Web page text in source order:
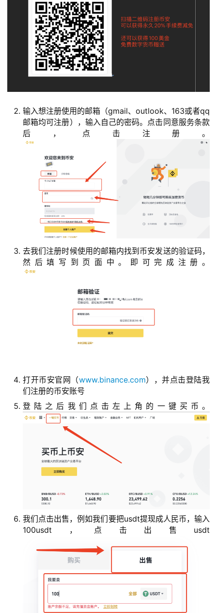
输入想注册使用的邮箱（gmail、outlook、163或者qq
邮箱均可注册），输入自己的密码。点击同意服务条款
后，点击注册。
去我们注册时候使用的邮箱内找到币安发送的验证码，
然后填写到页面中。即可完成注册。
打开币安官网（www.binance.com），并点击登陆我
们注册的币安账号
登陆之后我们点击左上角的一键买币。
我们点击出售，例如我们要把usdt提现成人民币，输入
100usdt，点击出售usdt